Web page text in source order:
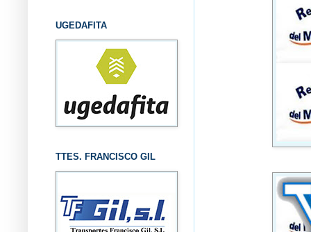
UGEDAFITA
TTES. FRANCISCO GIL